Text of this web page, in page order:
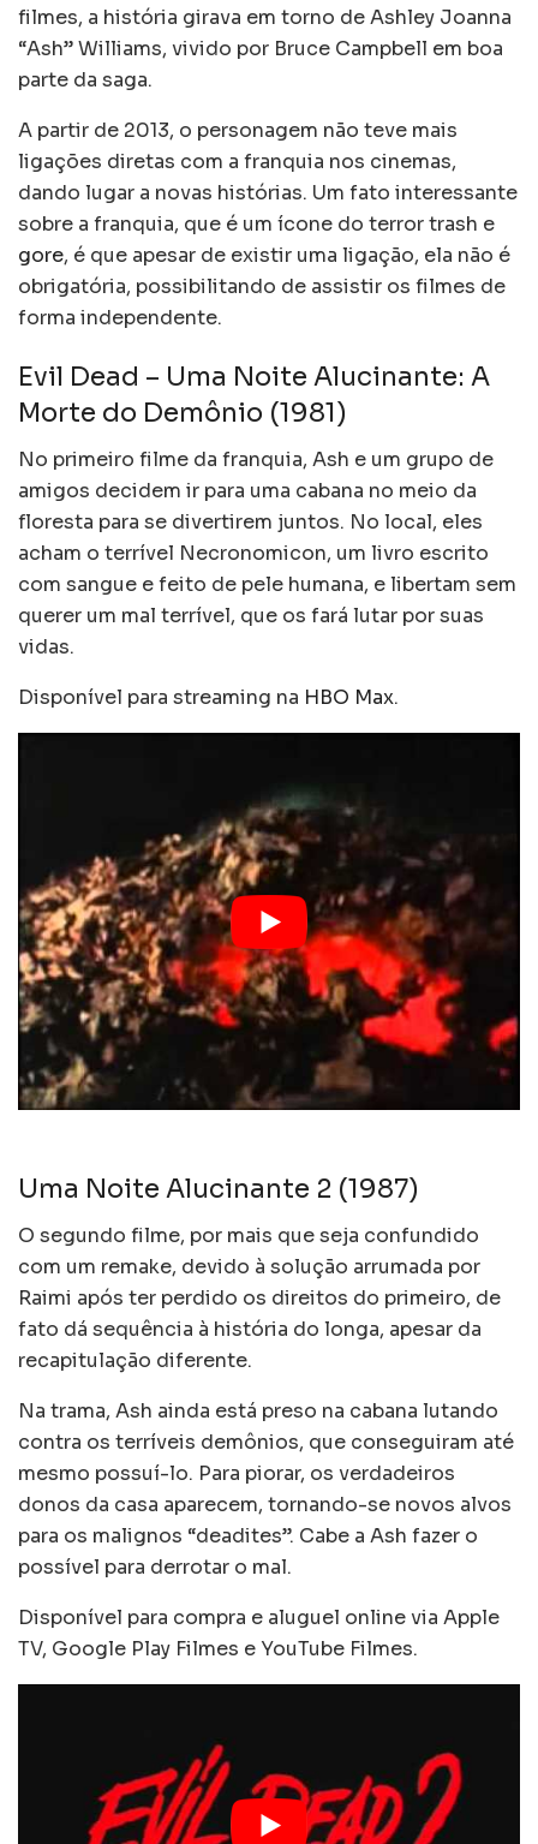
filmes, a história girava em torno de Ashley Joanna
“Ash” Williams, vivido por Bruce Campbell em boa
parte da saga.
A partir de 2013, o personagem não teve mais
ligações diretas com a franquia nos cinemas,
dando lugar a novas histórias. Um fato interessante
sobre a franquia, que é um ícone do terror trash e
gore, é que apesar de existir uma ligação, ela não é
obrigatória, possibilitando de assistir os filmes de
forma independente.
Evil Dead – Uma Noite Alucinante: A
Morte do Demônio (1981)
No primeiro filme da franquia, Ash e um grupo de
amigos decidem ir para uma cabana no meio da
floresta para se divertirem juntos. No local, eles
acham o terrível Necronomicon, um livro escrito
com sangue e feito de pele humana, e libertam sem
querer um mal terrível, que os fará lutar por suas
vidas.
Disponível para streaming na HBO Max.
Uma Noite Alucinante 2 (1987)
O segundo filme, por mais que seja confundido
com um remake, devido à solução arrumada por
Raimi após ter perdido os direitos do primeiro, de
fato dá sequência à história do longa, apesar da
recapitulação diferente.
Na trama, Ash ainda está preso na cabana lutando
contra os terríveis demônios, que conseguiram até
mesmo possuí-lo. Para piorar, os verdadeiros
donos da casa aparecem, tornando-se novos alvos
para os malignos “deadites”. Cabe a Ash fazer o
possível para derrotar o mal.
Disponível para compra e aluguel online via Apple
TV, Google Play Filmes e YouTube Filmes.